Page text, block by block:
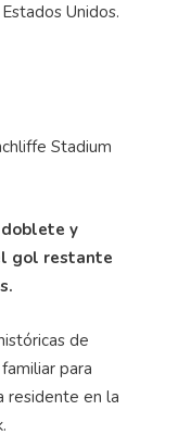
Unidos.
Stadium
y
gol restante
de
para
residente en la